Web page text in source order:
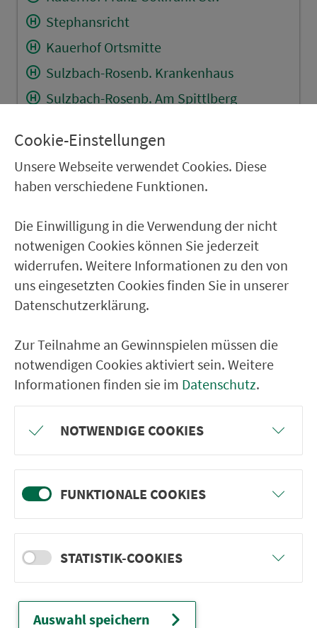
Stephansricht
Kauerhof Ortsmitte
Sulzbach-Rosenb. Krankenhaus
Sulzbach-Rosenb. Am Spittlberg
Sulzb.-R. Rosenberger Str
Sulzbach-Rosenb. Stadtfriedhof
Sulzbach-Rosenberg Post
Sulzbach-R. Pestalozzischule
Sulzbach-Ros. Erlheimer Weg
Sulzbach-R. Geschw.-Scholl-Str
Sulzbach-Rosenb. Ab. Hopfenweg
Sulzbach-Rosenberg Gymnasium
Sulzb.-R. Schulzentr.Krötensee
Su-Ro. Wilhelm-Busch-Str.
Sulzbach-R. Kaufland/Obi
Sulzbach-R. Obere Gartenstr.
Sulzbach-R. Nürnberger Str.
Kauerhof B14
Kleinfalz
Großenfalz
Cookie-Einstellungen
Unsere Webseite verwendet Cookies. Diese
haben verschiedene Funktionen.
Die Einwilligung in die Verwendung der nicht
notwenigen Cookies können Sie jederzeit
widerrufen. Weitere Informationen zu den von
uns eingesetzten Cookies finden Sie in unserer
Datenschutzerklärung.
Zur Teilnahme an Gewinnspielen müssen die
notwendigen Cookies aktiviert sein. Weitere
Informationen finden sie im Datenschutz.
NOTWENDIGE COOKIES
FUNKTIONALE COOKIES
STATISTIK-COOKIES
Auswahl speichern